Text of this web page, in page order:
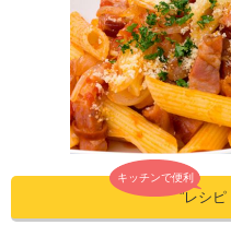
キッチンで便利
”レシ